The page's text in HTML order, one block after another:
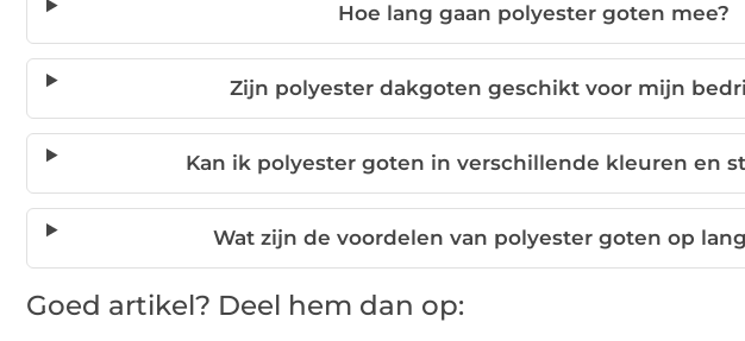
Hoe lang gaan polyester goten mee?
Zijn polyester dakgoten geschikt voor mijn
Kan ik polyester goten in verschillende kleuren en
Wat zijn de voordelen van polyester goten op
Goed artikel? Deel hem dan op: